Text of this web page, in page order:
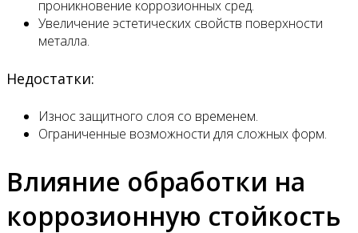
проникновение коррозионных сред.
Увеличение эстетических свойств поверхности
металла.
Недостатки:
Износ защитного слоя со временем.
Ограниченные возможности для сложных форм.
Влияние обработки на
коррозионную стойкость